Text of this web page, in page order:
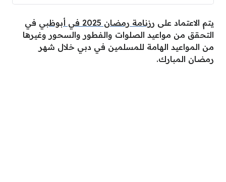
يتم الاعتماد على رزنامة رمضان 2025 في أبوظبي
في
التحقق من مواعيد الصلوات والفطور والسحور وغيرها
من المواعيد الهامة للمسلمين في دبي خلال شهر
رمضان المبارك.